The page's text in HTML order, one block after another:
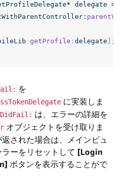
* delegate =
getProfile : delegate ];
を
に実装しま
は、エラーの詳細を
オブジェクトを受け取りま
された場合は、メインビュ
ーをリセットして [Login
ボタンを表示することがで